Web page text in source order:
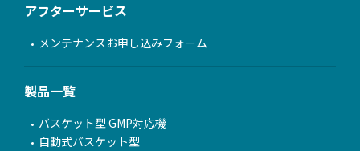
アフターサービス
メンテナンスお申し込みフォーム
製品一覧
バスケット型 GMP対応機
自動式バスケット型